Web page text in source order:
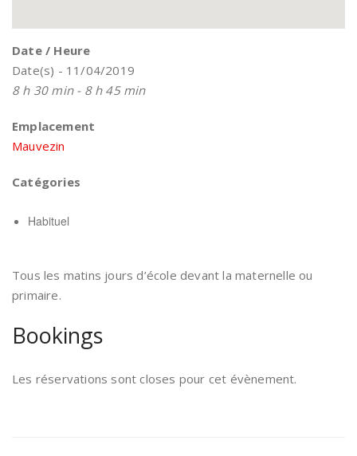
Date / Heure
Date(s) - 11/04/2019
8 h 30 min - 8 h 45 min
Emplacement
Mauvezin
Catégories
Habituel
Tous les matins jours d’école devant la maternelle ou
primaire.
Bookings
Les réservations sont closes pour cet évènement.